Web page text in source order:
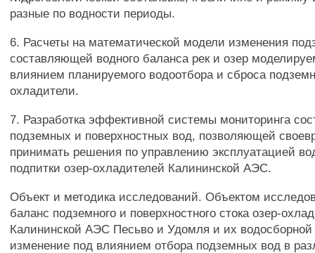
разные по водности периоды.
6. Расчеты на математической модели изменения
составляющей водного баланса рек и озер
влиянием планируемого водоотбора и сброса
охладители.
7. Разработка эффективной системы мониторинга
подземных и поверхностных вод, позволяющей
принимать решения по управлению эксплуатацией
подпитки озер-охладителей Калининской АЭС.
Объект и методика исследований. Объектом
баланс подземного и поверхностного стока озер-
Калининской АЭС Песьво и Удомля и их
изменение под влиянием отбора подземных вод в